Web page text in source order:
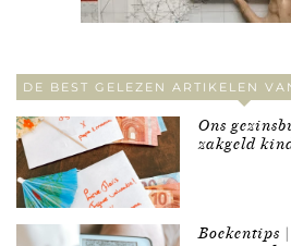
DE BEST GELEZEN ARTIKELEN
Ons
zakgeld
Boekentips